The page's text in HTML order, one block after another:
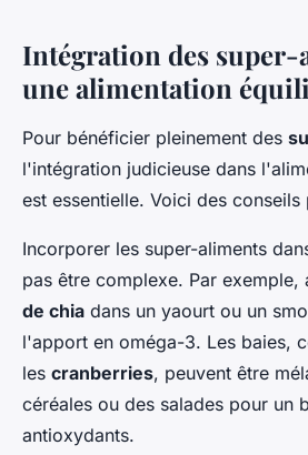
Intégration des super-
une alimentation
Pour bénéficier pleinement des
l'intégration judicieuse dans
est essentielle. Voici des conseils
Incorporer les super-aliments
pas être complexe. Par exemple,
de chia dans un yaourt ou un
l'apport en oméga-3. Les baies,
les cranberries, peuvent être
céréales ou des salades pour un
antioxydants.